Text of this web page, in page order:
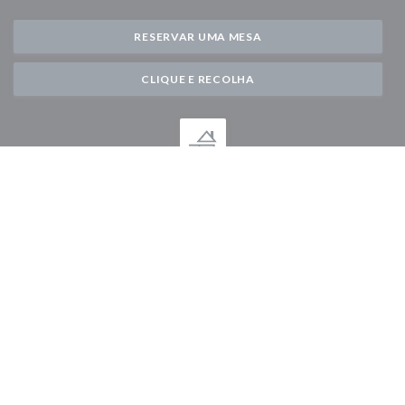
RESERVAR UMA MESA
CLIQUE E RECOLHA